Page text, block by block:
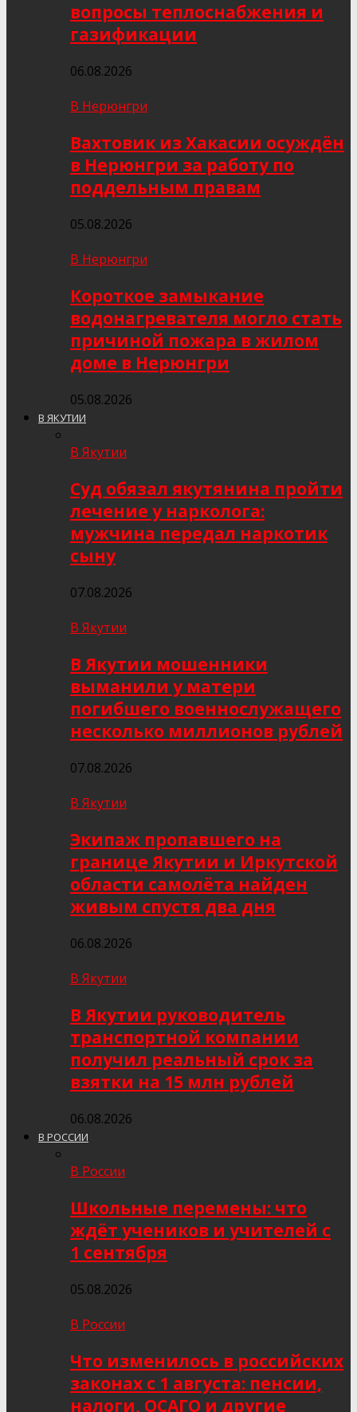
вопросы теплоснабжения и
газификации
06.08.2026
В Нерюнгри
Вахтовик из Хакасии осуждён
в Нерюнгри за работу по
поддельным правам
05.08.2026
В Нерюнгри
Короткое замыкание
водонагревателя могло стать
причиной пожара в жилом
доме в Нерюнгри
05.08.2026
В ЯКУТИИ
В Якутии
Суд обязал якутянина пройти
лечение у нарколога:
мужчина передал наркотик
сыну
07.08.2026
В Якутии
В Якутии мошенники
выманили у матери
погибшего военнослужащего
несколько миллионов рублей
07.08.2026
В Якутии
Экипаж пропавшего на
границе Якутии и Иркутской
области самолёта найден
живым спустя два дня
06.08.2026
В Якутии
В Якутии руководитель
транспортной компании
получил реальный срок за
взятки на 15 млн рублей
06.08.2026
В РОССИИ
В России
Школьные перемены: что
ждёт учеников и учителей с
1 сентября
05.08.2026
В России
Что изменилось в российских
законах с 1 августа: пенсии,
налоги, ОСАГО и другие